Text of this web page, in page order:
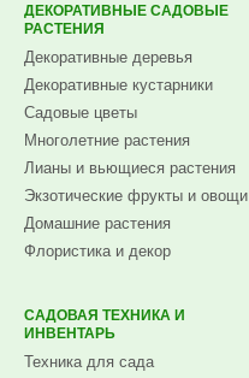
ДЕКОРАТИВНЫЕ САДОВЫЕ
РАСТЕНИЯ
Декоративные деревья
Декоративные кустарники
Садовые цветы
Многолетние растения
Лианы и вьющиеся растения
Экзотические фрукты и овощи
Домашние растения
Флористика и декор
САДОВАЯ ТЕХНИКА И
ИНВЕНТАРЬ
Техника для сада